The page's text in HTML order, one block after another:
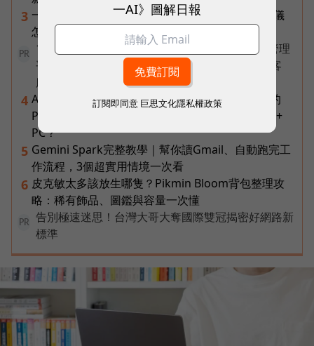
3 一張遺照「開口」說話，中間有8道關卡！翊嘉禮儀
怎麼做出AI告別式，讓逝者最後道別？
PR
1 名員工、一支 AI 團隊全包辦——企業 AI 員工管理
平台 ORRA，如何讓新創公司撐起研發、銷售到客
服？
4 AI 時代的行動生產力：MSI 如何用「理解情境」的
Prestige 14 Flip AI+ 重新定義商務筆電與 Copilot+
PC？
5 Gemini Spark完整教學｜幫你讀Gmail、自動跑完工
作流程，3個超實用情境一次看
6 皮克敏太多該放生哪隻？Pikmin Bloom背包整理攻
略：稀有飾品、圖鑑與容量一次懂
PR
告別極速迷思！台灣大哥大奪國際雙冠揭密好網路新
標準
一AI》圖解日報
訂閱即同意 巨思文化隱私權政策